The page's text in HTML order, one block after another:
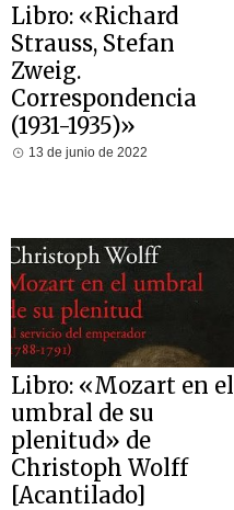
Libro: «Richard
Strauss, Stefan
Zweig.
Correspondencia
(1931-1935)»
13 de junio de 2022
Libro: «Mozart en el
umbral de su
plenitud» de
Christoph Wolff
[Acantilado]